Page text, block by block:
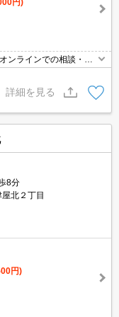
円)
ンラインでの相談・内
詳細を見る
8分
北２丁目
円)